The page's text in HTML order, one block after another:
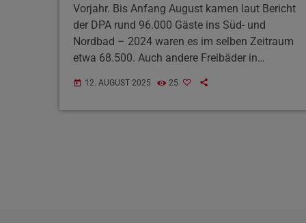
Vorjahr. Bis Anfang August kamen laut Bericht
der DPA rund 96.000 Gäste ins Süd- und
Nordbad – 2024 waren es im selben Zeitraum
etwa 68.500. Auch andere Freibäder in
August, der erfahrungsgemäß noch viele
warme Tage bringt.
today 12. AUGUST 2025 25